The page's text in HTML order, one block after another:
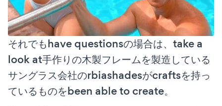
それでもhave questionsの場合は、take a
look at手作りの木製フレームを製造している
サングラス会社のrbiashadesがcraftsを持っ
ているものをbeen able to create。